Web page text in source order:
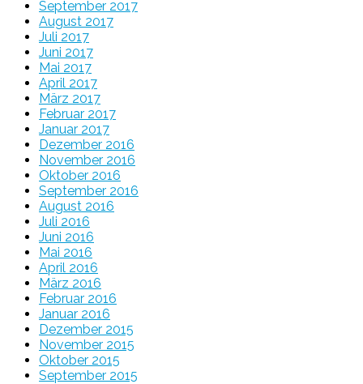
September 2017
August 2017
Juli 2017
Juni 2017
Mai 2017
April 2017
März 2017
Februar 2017
Januar 2017
Dezember 2016
November 2016
Oktober 2016
September 2016
August 2016
Juli 2016
Juni 2016
Mai 2016
April 2016
März 2016
Februar 2016
Januar 2016
Dezember 2015
November 2015
Oktober 2015
September 2015